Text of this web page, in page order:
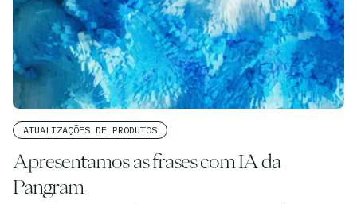
ATUALIZAÇÕES DE PRODUTOS
Apresentamos as frases com IA da
Pangram